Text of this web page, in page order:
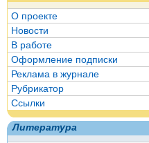
О проекте
Новости
В работе
Оформление подписки
Реклама в журнале
Рубрикатор
Ссылки
Литература